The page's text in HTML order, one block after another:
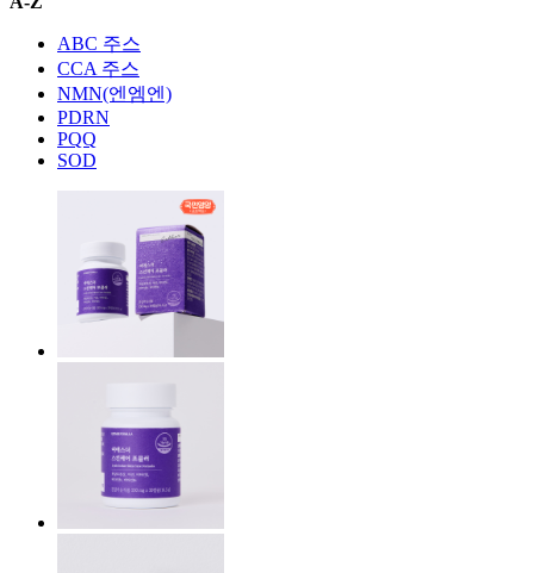
ABC 주스
CCA 주스
NMN(엔엠엔)
PDRN
PQQ
SOD